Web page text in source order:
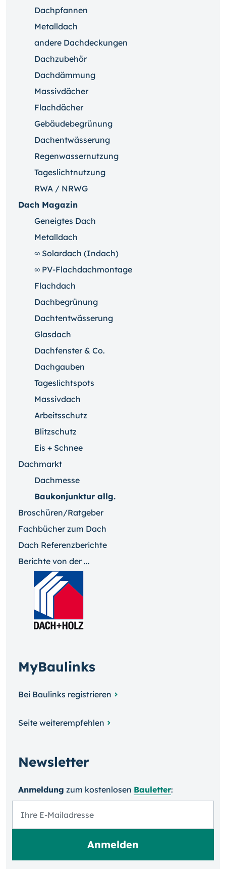
Dachpfannen
Metalldach
andere Dachdeckungen
Dachzubehör
Dachdämmung
Massivdächer
Flachdächer
Gebäudebegrünung
Dachentwässerung
Regenwassernutzung
Tageslichtnutzung
RWA / NRWG
Dach Magazin
Geneigtes Dach
Metalldach
∞ Solardach (Indach)
∞ PV-Flachdachmontage
Flachdach
Dachbegrünung
Dachtentwässerung
Glasdach
Dachfenster & Co.
Dachgauben
Tageslichtspots
Massivdach
Arbeitsschutz
Blitzschutz
Eis + Schnee
Dachmarkt
Dachmesse
Baukonjunktur allg.
Broschüren/Ratgeber
Fachbücher zum Dach
Dach Referenzberichte
Berichte von der ...
MyBaulinks
Bei Baulinks registrieren
Seite weiterempfehlen
Newsletter
Anmeldung zum kosten­losen Bauletter: